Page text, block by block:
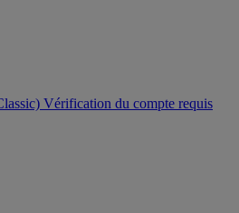
Vérification du compte requis